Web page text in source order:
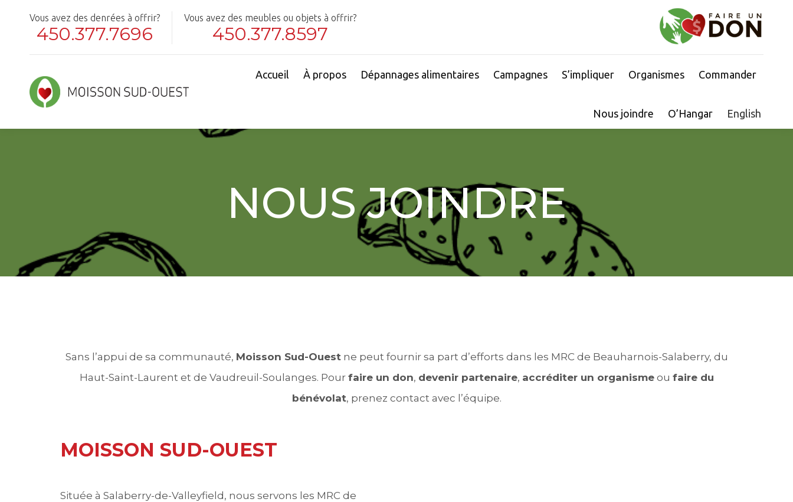
Vous avez des denrées à offrir?
450.377.7696
Vous avez des meubles ou objets à offrir?
450.377.8597
Accueil À propos Dépannages alimentaires Campagnes S’impliquer Organismes Commander
Nous joindre O’Hangar English
NOUS JOINDRE
Sans l’appui de sa communauté, Moisson Sud-Ouestne peut fournir sa part d’efforts dans les MRC de Beauharnois-Salaberry, du
Haut-Saint-Laurent et de Vaudreuil-Soulanges. Pour faire un don, devenir partenaire, accréditer un organismeou faire du
bénévolat, prenez contact avec l’équipe.
MOISSON SUD-OUEST
Située à Salaberry-de-Valleyfield, nous servons les MRC de